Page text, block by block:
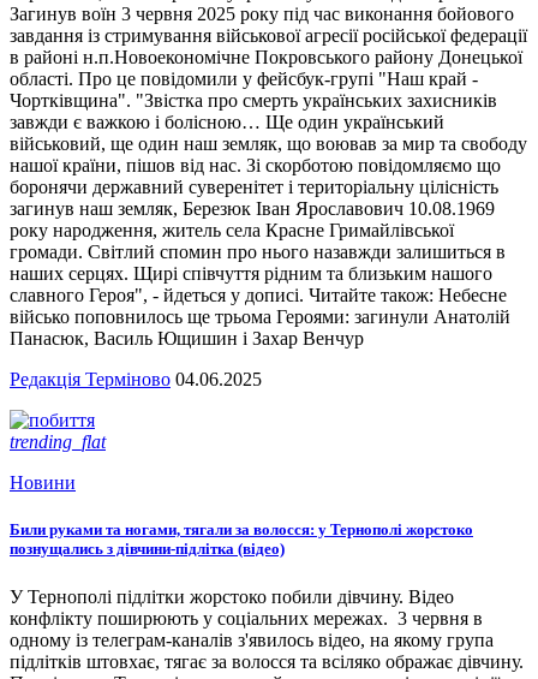
Загинув воїн 3 червня 2025 року під час виконання бойового
завдання із стримування військової агресії російської федерації
в районі н.п.Новоекономічне Покровського району Донецької
області. Про це повідомили у фейсбук-групі "Наш край -
Чортківщина". "Звістка про смерть українських захисників
завжди є важкою і болісною… Ще один український
військовий, ще один наш земляк, що воював за мир та свободу
нашої країни, пішов від нас. Зі скорботою повідомляємо що
боронячи державний суверенітет і територіальну цілісність
загинув наш земляк, Березюк Іван Ярославович 10.08.1969
року народження, житель села Красне Гримайлівської
громади. Світлий спомин про нього назавжди залишиться в
наших серцях. Щирі співчуття рідним та близьким нашого
славного Героя", - йдеться у дописі. Читайте також: Небесне
військо поповнилось ще трьома Героями: загинули Анатолій
Панасюк, Василь Ющишин і Захар Венчур
Редакція Терміново 04.06.2025
trending_flat
Новини
Били руками та ногами, тягали за волосся: у Тернополі жорстоко
познущались з дівчини-підлітка (відео)
У Тернополі підлітки жорстоко побили дівчину. Відео
конфлікту поширюють у соціальних мережах. 3 червня в
одному із телеграм-каналів з'явилось відео, на якому група
підлітків штовхає, тягає за волосся та всіляко ображає дівчину.